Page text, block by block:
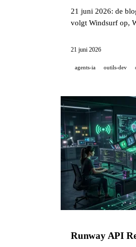
21 juni 2026: de
volgt Windsurf op,
21 juni 2026
agents-ia outils-dev
Runway API